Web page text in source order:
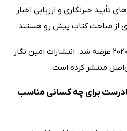
تأیید خبرنگاری و ارزیابی اخبار
از مباحث کتاب پیش رو هستند.
این کتاب اولین‌بار در سال 2020 عرضه شد. انتشارات امین نگار
منتشر کرده است.
نادرست برای چه کسانی مناسب